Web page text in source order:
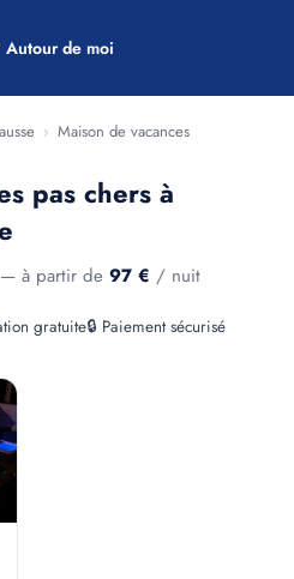
Autour de moi
› Maison de vacances
pas chers à
— à partir de 97 € / nuit
gratuite🔒 Paiement sécurisé